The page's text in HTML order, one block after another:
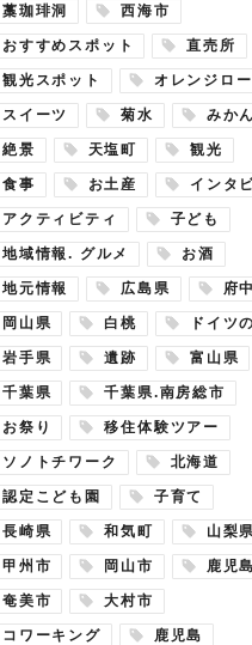
藁珈琲洞 西海市
おすすめスポット 直売所
観光スポット オレンジロ
スイーツ 菊水 みかん
絶景 天塩町 観光
食事 お土産 インタ
アクティビティ 子ども
地域情報. グルメ お酒
地元情報 広島県 府
岡山県 白桃 ドイツ
岩手県 遺跡 富山県
千葉県 千葉県.南房総市
お祭り 移住体験ツアー
ソノトチワーク 北海道
認定こども園 子育て
長崎県 和気町 山梨県
甲州市 岡山市 鹿児
奄美市 大村市
コワーキング 鹿児島